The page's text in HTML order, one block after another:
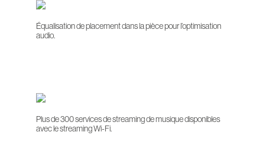
Équalisation de placement dans la pièce pour l’optimisation
audio.
Plus de 300 services de streaming de musique disponibles
avec le streaming Wi-Fi.